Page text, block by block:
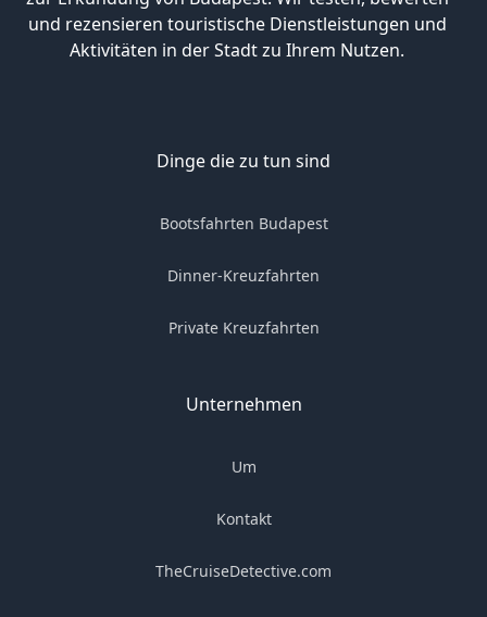
und rezensieren touristische Dienstleistungen und
Aktivitäten in der Stadt zu Ihrem Nutzen.
Dinge die zu tun sind
Bootsfahrten Budapest
Dinner-Kreuzfahrten
Private Kreuzfahrten
Unternehmen
Um
Kontakt
TheCruiseDetective.com